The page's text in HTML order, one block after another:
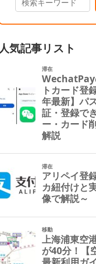
人気記事リスト